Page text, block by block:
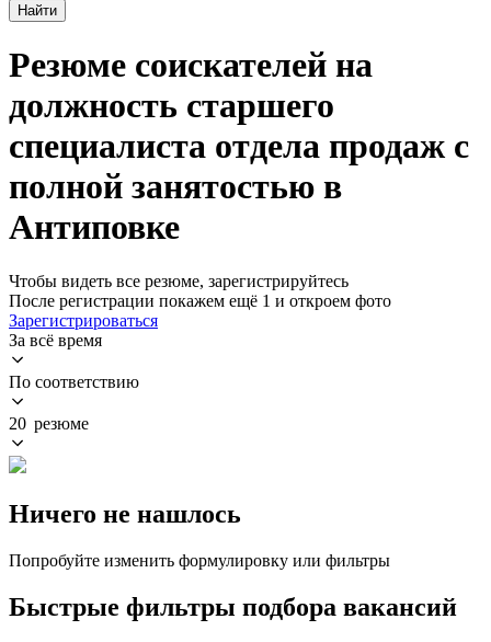
Найти
Резюме соискателей на
должность старшего
специалиста отдела продаж с
полной занятостью в
Антиповке
Чтобы видеть все резюме, зарегистрируйтесь
После регистрации покажем ещё 1 и откроем фото
Зарегистрироваться
За всё время
По соответствию
20 резюме
Ничего не нашлось
Попробуйте изменить формулировку или фильтры
Быстрые фильтры подбора вакансий